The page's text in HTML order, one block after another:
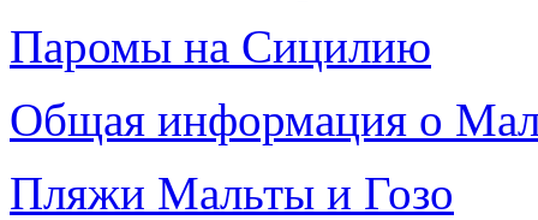
Паромы на Сицилию
Общая информация о
Пляжи Мальты и Гозо